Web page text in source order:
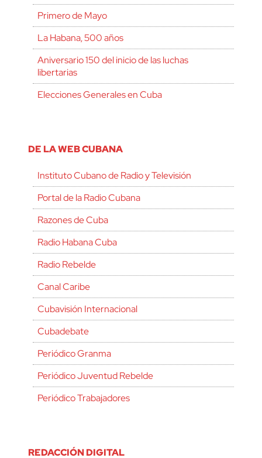
Primero de Mayo
La Habana, 500 años
Aniversario 150 del inicio de las luchas
libertarias
Elecciones Generales en Cuba
DE LA WEB CUBANA
Instituto Cubano de Radio y Televisión
Portal de la Radio Cubana
Razones de Cuba
Radio Habana Cuba
Radio Rebelde
Canal Caribe
Cubavisión Internacional
Cubadebate
Periódico Granma
Periódico Juventud Rebelde
Periódico Trabajadores
REDACCIÓN DIGITAL